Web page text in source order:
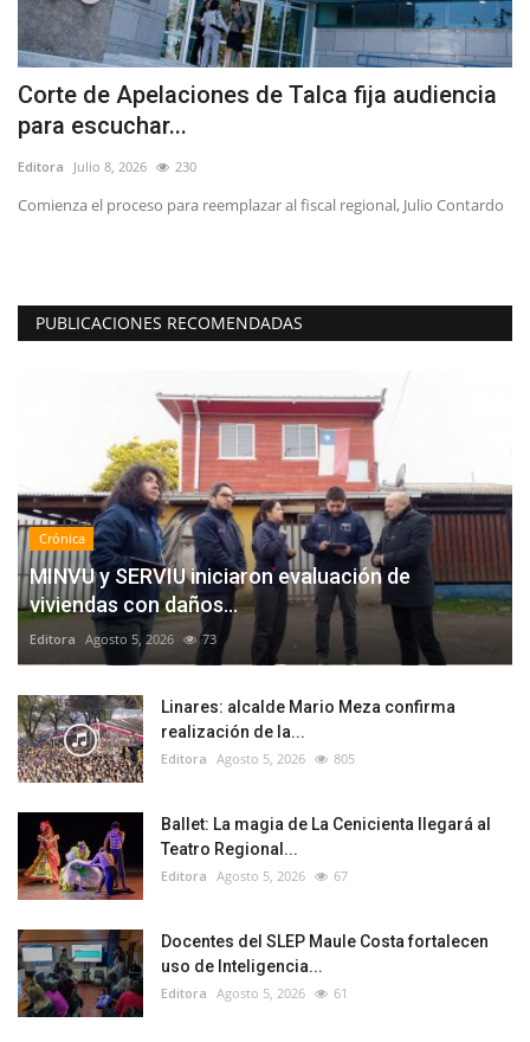
Corte de Apelaciones de Talca fija audiencia
para escuchar...
Editora Julio 8, 2026 230
Comienza el proceso para reemplazar al fiscal regional, Julio Contardo
PUBLICACIONES RECOMENDADAS
Crónica
MINVU y SERVIU iniciaron evaluación de
viviendas con daños...
Editora Agosto 5, 2026 73
Linares: alcalde Mario Meza confirma
realización de la...
Editora Agosto 5, 2026 805
Ballet: La magia de La Cenicienta llegará al
Teatro Regional...
Editora Agosto 5, 2026 67
Docentes del SLEP Maule Costa fortalecen
uso de Inteligencia...
Editora Agosto 5, 2026 61